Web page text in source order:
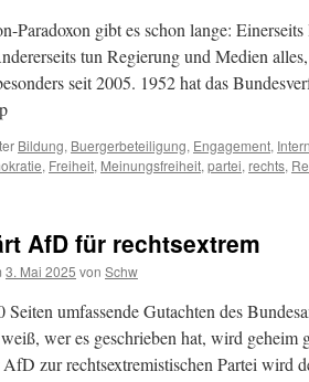
Paradoxon gibt es schon lange:
tun Regierung und Medien
seit 2005. 1952 hat das
Bildung, Buergerbeteiligung, Engagement,
, Freiheit, Meinungsfreiheit, partei, rechts,
AfD für rechtsextrem
3. Mai 2025 von Schw
Seiten umfassende Gutachten des
wer es geschrieben hat, wird
zur rechtsextremistischen Partei wird